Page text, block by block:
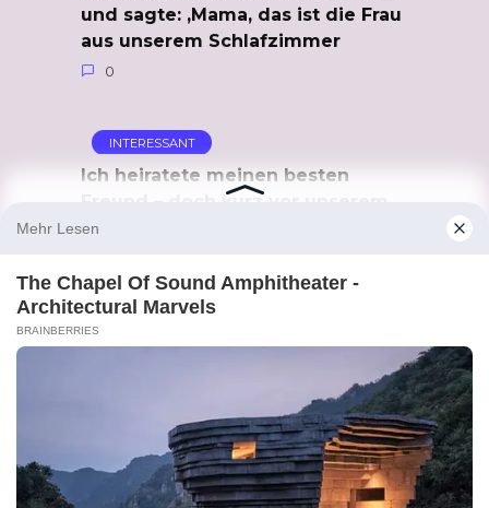
und sagte: ‚Mama, das ist die Frau
aus unserem Schlafzimmer
0
INTERESSANT
Ich heiratete meinen besten
Freund – doch kurz vor unserem
fünften Hochzeitstag entdeckte
0
You may also like